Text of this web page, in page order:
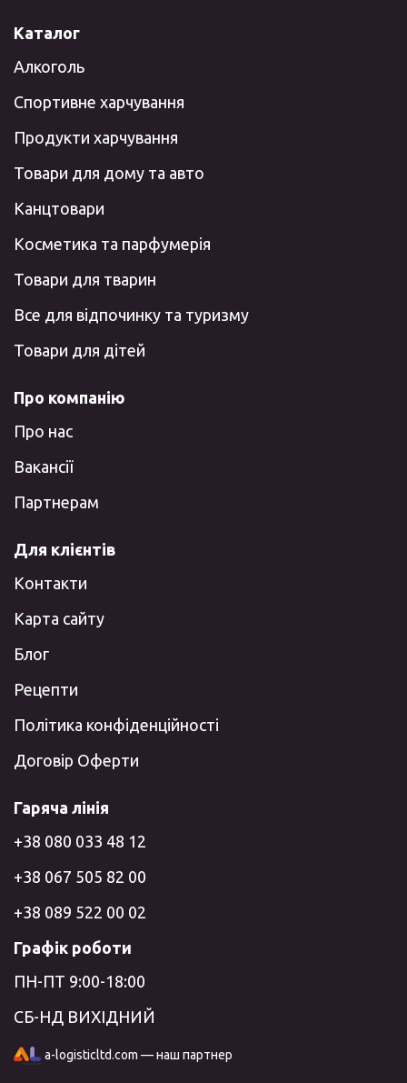
Каталог
Алкоголь
Спортивне харчування
Продукти харчування
Товари для дому та авто
Канцтовари
Косметика та парфумерія
Товари для тварин
Все для відпочинку та туризму
Товари для дітей
Про компанію
Про нас
Вакансії
Партнерам
Для клієнтів
Контакти
Карта сайту
Блог
Рецепти
Політика конфіденційності
Договір Оферти
Гаряча лінія
+38 080 033 48 12
+38 067 505 82 00
+38 089 522 00 02
Графік роботи
ПН-ПТ 9:00-18:00
СБ-НД ВИХІДНИЙ
a-logisticltd.com — наш партнер